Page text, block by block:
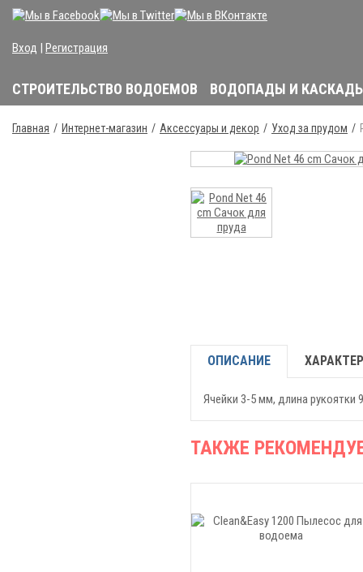
Вход | Регистрация
СТРОИТЕЛЬСТВО ВОДОЕМОВ ВОДОПАДЫ И
Главная Интернет-магазин Аксессуары и декор Уход за прудом
ОПИСАНИЕ
Ячейки 3-5 мм, длина рукоятки
ТАКЖЕ